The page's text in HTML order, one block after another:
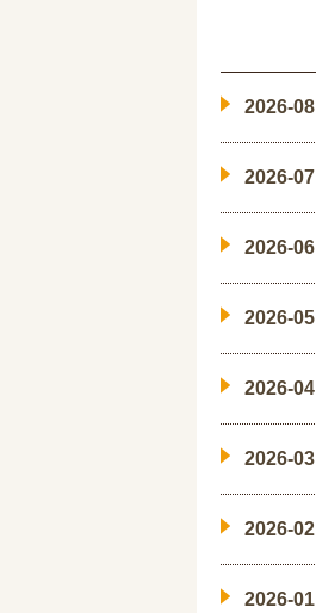
2026-08
2026-07
2026-06
2026-05
2026-04
2026-03
2026-02
2026-01